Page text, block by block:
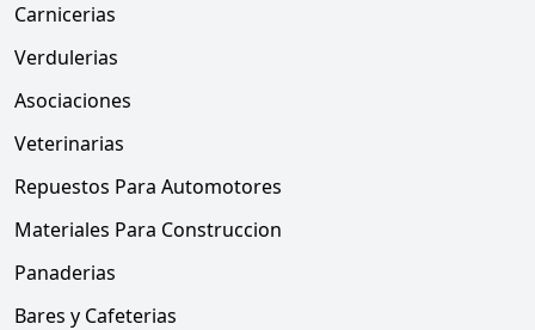
Carnicerias
Verdulerias
Asociaciones
Veterinarias
Repuestos Para Automotores
Materiales Para Construccion
Panaderias
Bares y Cafeterias